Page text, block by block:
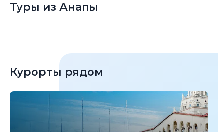
Туры из Анапы
Курорты рядом